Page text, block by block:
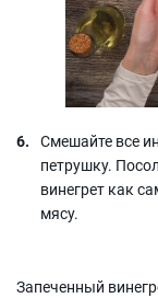
Смешайте все
петрушку.
винегрет как
мясу.
Запеченный